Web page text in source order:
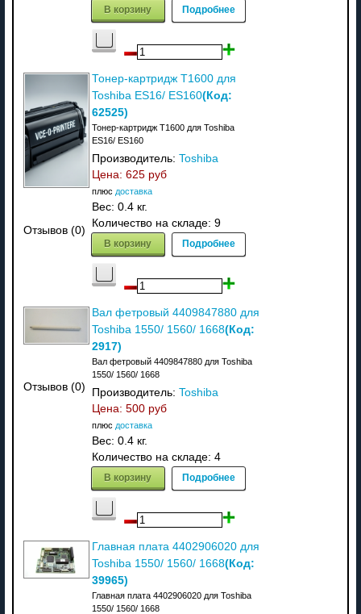
В корзину Подробнее
Отзывов (0)
Тонер-картридж T1600 для
Toshiba ES16/ ES160(Код:
62525)
Тонер-картридж T1600 для Toshiba
ES16/ ES160
Производитель: Toshiba
Цена: 625 руб
плюс доставка
Вес: 0.4 кг.
Количество на складе: 9
В корзину Подробнее
Отзывов (0)
Вал фетровый 4409847880 для
Toshiba 1550/ 1560/ 1668(Код:
2917)
Вал фетровый 4409847880 для Toshiba
1550/ 1560/ 1668
Производитель: Toshiba
Цена: 500 руб
плюс доставка
Вес: 0.4 кг.
Количество на складе: 4
В корзину Подробнее
Главная плата 4402906020 для
Toshiba 1550/ 1560/ 1668(Код:
39965)
Главная плата 4402906020 для Toshiba
1550/ 1560/ 1668